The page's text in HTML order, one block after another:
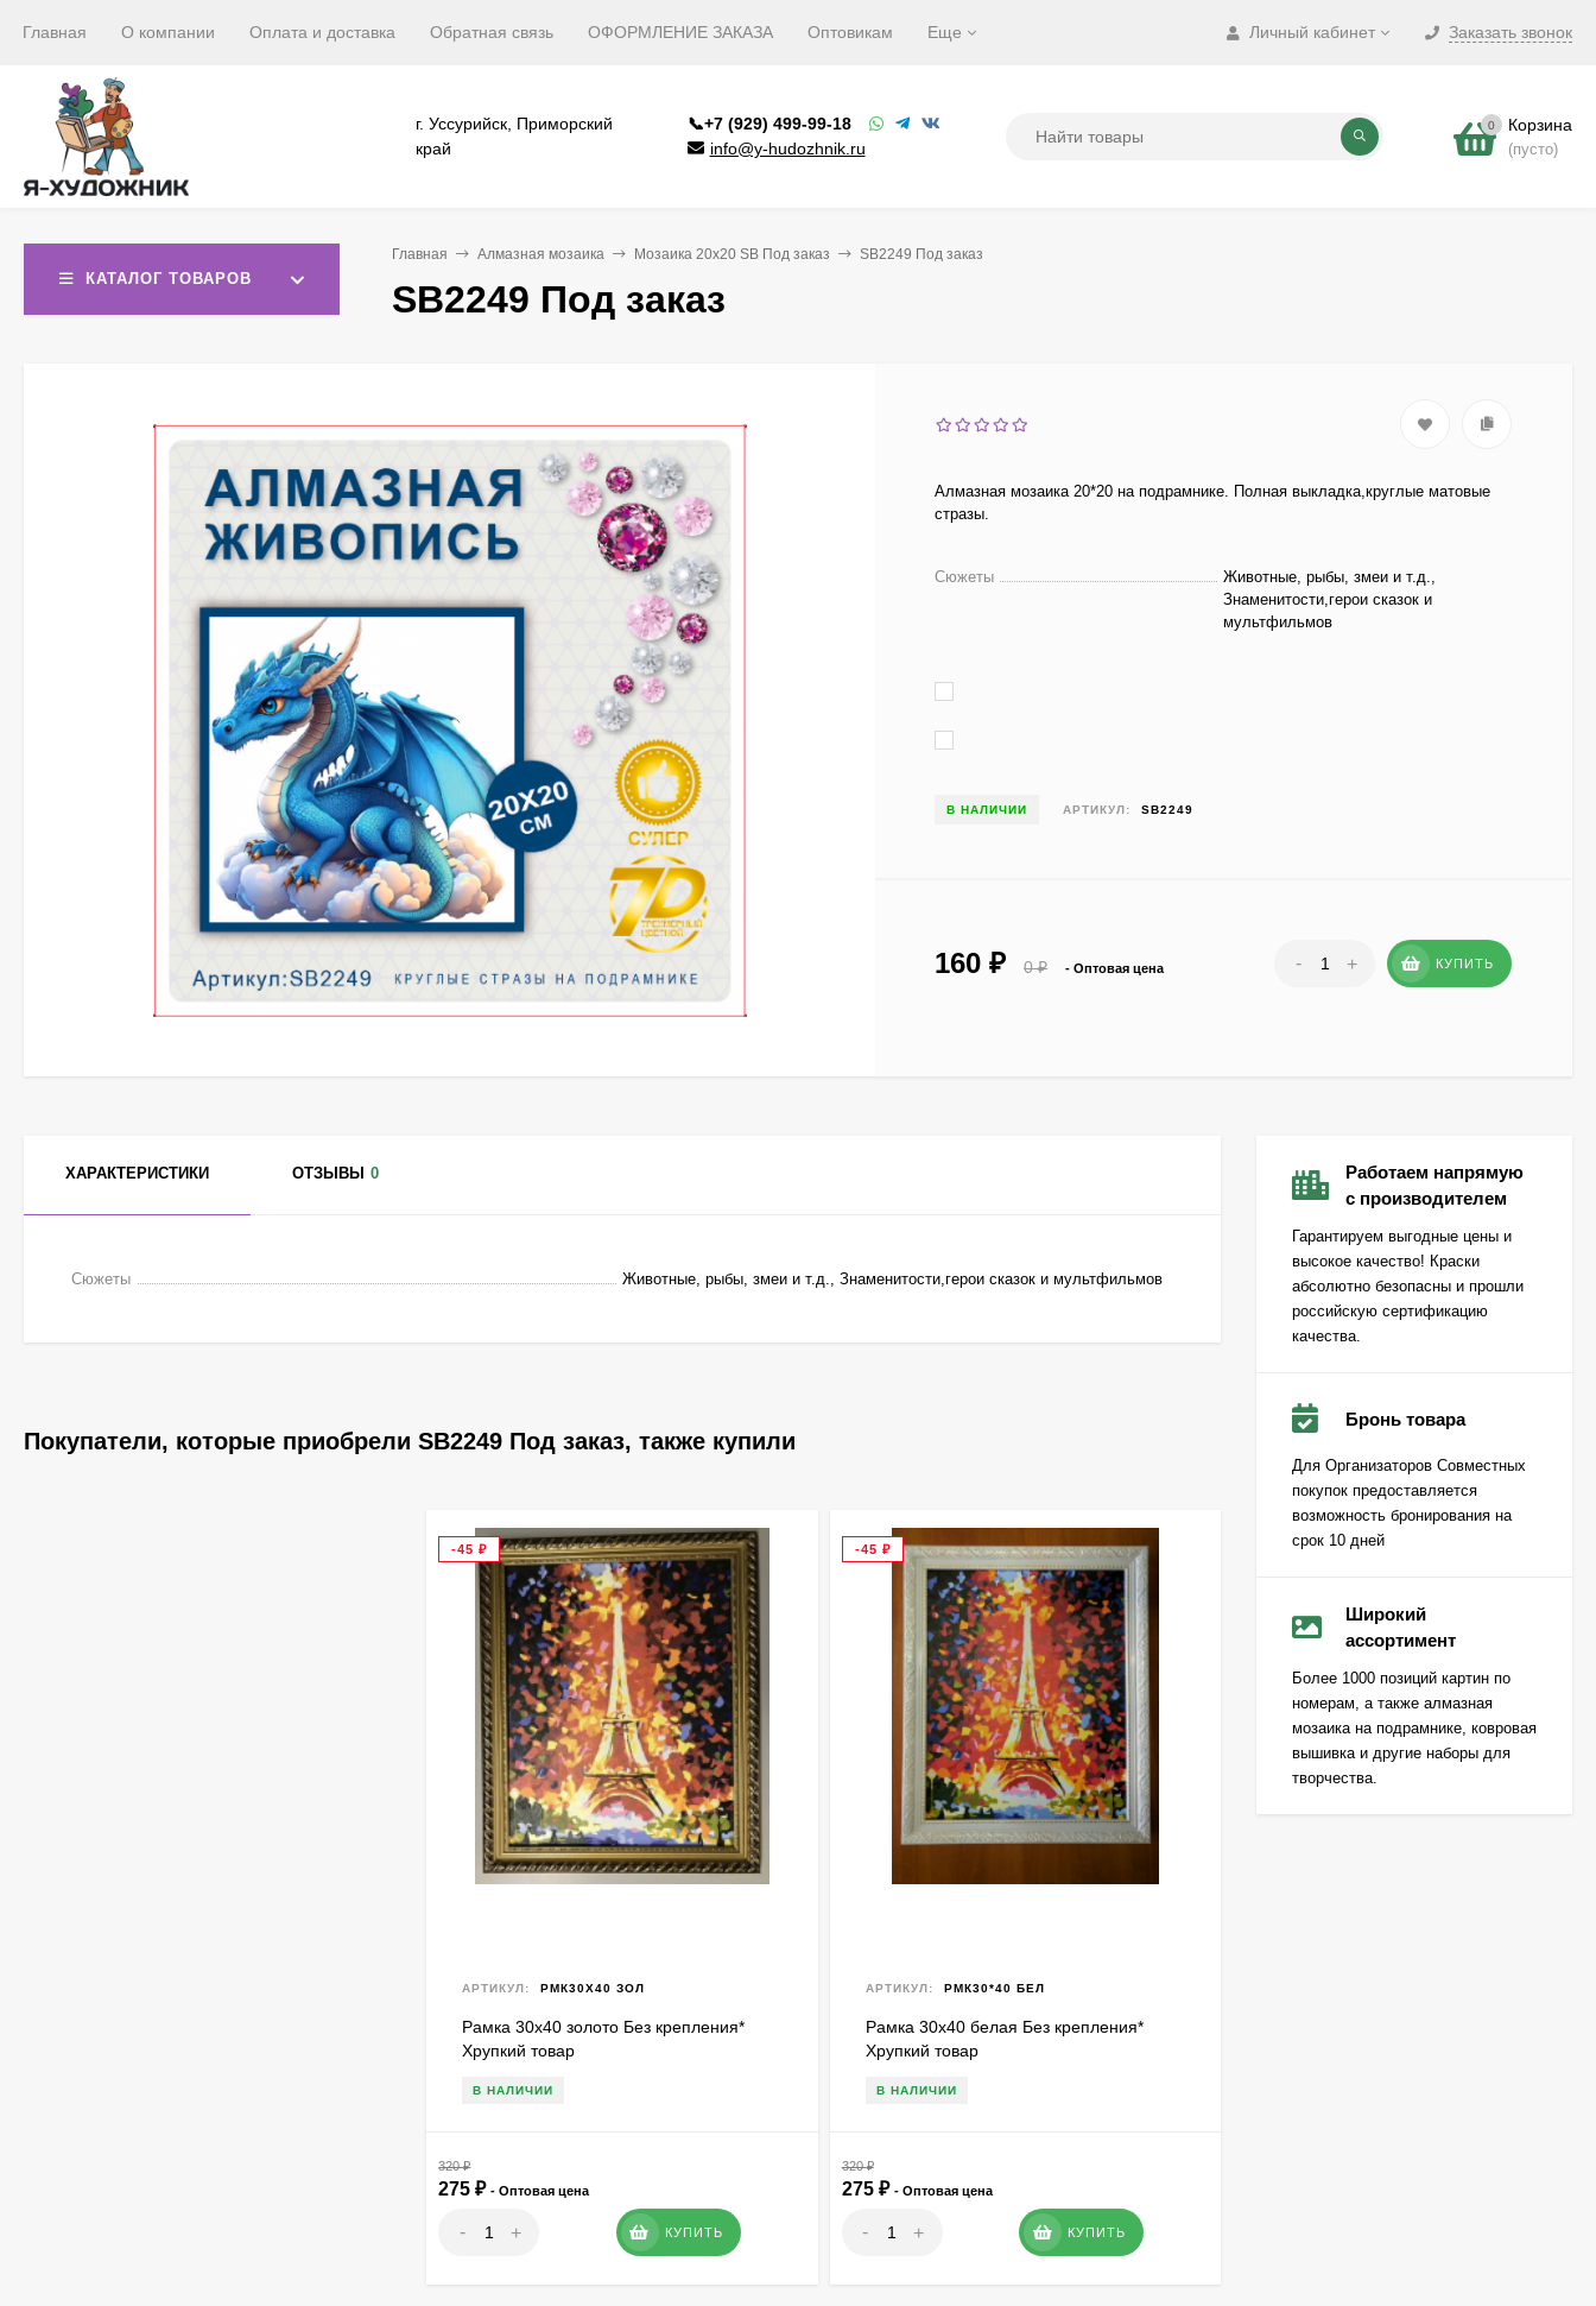
Личный кабинет Заказать звонок
Главная О компании Оплата и доставка Обратная связь ОФОРМЛЕНИЕ ЗАКАЗА Оптовикам Еще
г. Уссурийск, Приморский
край
📞+7 (929) 499-99-18
info@y-hudozhnik.ru
0 Корзина
(пусто)
КАТАЛОГ ТОВАРОВ
Главная Алмазная мозаика Мозаика 20х20 SB Под заказ SB2249 Под заказ
SB2249 Под заказ
Алмазная мозаика 20*20 на подрамнике. Полная выкладка,круглые матовые
стразы.
Сюжеты
Животные, рыбы, змеи и т.д.,
Знаменитости,герои сказок и
мультфильмов
В НАЛИЧИИ АРТИКУЛ: SB2249
160₽ 0₽ - Оптовая цена - + КУПИТЬ
ХАРАКТЕРИСТИКИ ОТЗЫВЫ 0
Сюжеты Животные, рыбы, змеи и т.д., Знаменитости,герои сказок и мультфильмов
Покупатели, которые приобрели SB2249 Под заказ, также купили
-45₽
АРТИКУЛ: РМК30Х40 ЗОЛ
Рамка 30х40 золото Без крепления*
Хрупкий товар
В НАЛИЧИИ
320₽
275₽ - Оптовая цена
- + КУПИТЬ
-45 ₽
АРТИКУЛ: РМК30*40 БЕЛ
Рамка 30х40 белая Без крепления*
Хрупкий товар
В НАЛИЧИИ
320₽
275 ₽ - Оптовая цена
- + КУПИТЬ
Работаем напрямую
с производителем
Гарантируем выгодные цены и
высокое качество! Краски
абсолютно безопасны и прошли
российскую сертификацию
качества.
Бронь товара
Для Организаторов Совместных
покупок предоставляется
возможность бронирования на
срок 10 дней
Широкий
ассортимент
Более 1000 позиций картин по
номерам, а также алмазная
мозаика на подрамнике, ковровая
вышивка и другие наборы для
творчества.